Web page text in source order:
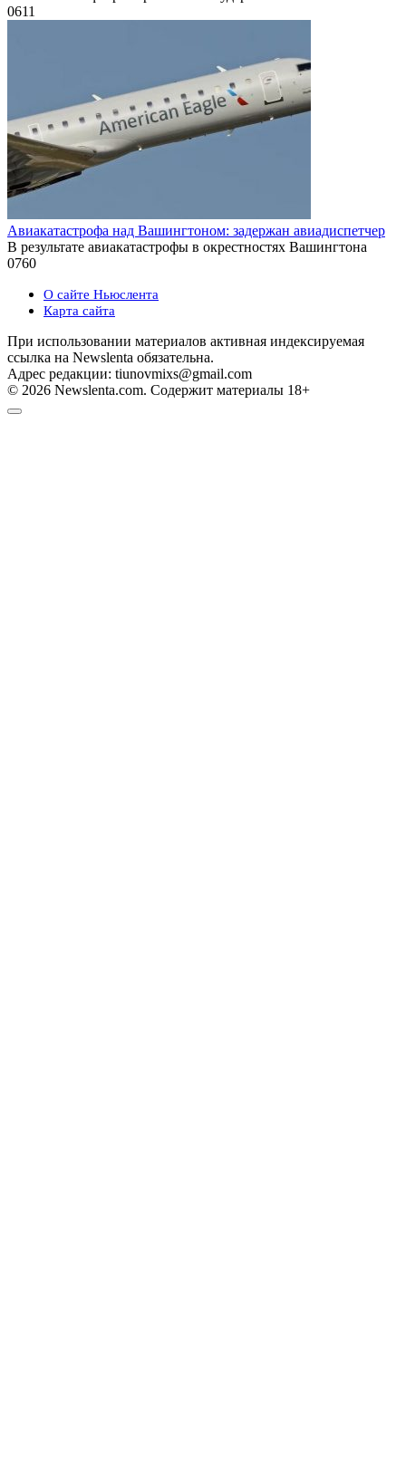
0611
Авиакатастрофа над Вашингтоном: задержан авиадиспетчер
В результате авиакатастрофы в окрестностях Вашингтона
0760
О сайте Ньюслента
Карта сайта
При использовании материалов активная индексируемая
ссылка на Newslenta обязательна.
Адрес редакции: tiunovmixs@gmail.com
© 2026 Newslenta.com. Содержит материалы 18+